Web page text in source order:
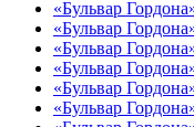
«Бульвар
«Бульвар
«Бульвар
«Бульвар
«Бульвар
«Бульвар